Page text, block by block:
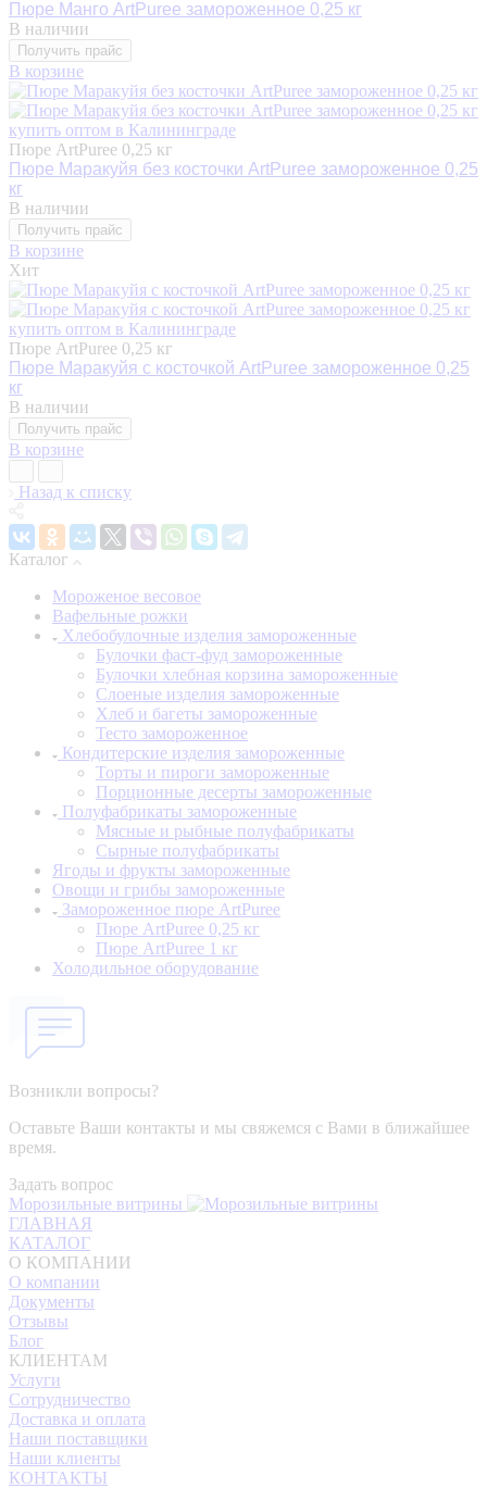
Пюре Манго ArtPuree замороженное 0,25 кг
В наличии
Получить прайс
В корзине
Пюре ArtPuree 0,25 кг
Пюре Маракуйя без косточки ArtPuree замороженное 0,25
кг
В наличии
Получить прайс
В корзине
Хит
Пюре ArtPuree 0,25 кг
Пюре Маракуйя с косточкой ArtPuree замороженное 0,25
кг
В наличии
Получить прайс
В корзине
Назад к списку
Каталог
Мороженое весовое
Вафельные рожки
Хлебобулочные изделия замороженные
Булочки фаст-фуд замороженные
Булочки хлебная корзина замороженные
Слоеные изделия замороженные
Хлеб и багеты замороженные
Тесто замороженное
Кондитерские изделия замороженные
Торты и пироги замороженные
Порционные десерты замороженные
Полуфабрикаты замороженные
Мясные и рыбные полуфабрикаты
Сырные полуфабрикаты
Ягоды и фрукты замороженные
Овощи и грибы замороженные
Замороженное пюре ArtPuree
Пюре ArtPuree 0,25 кг
Пюре ArtPuree 1 кг
Холодильное оборудование
Возникли вопросы?
Оставьте Ваши контакты и мы свяжемся с Вами в ближайшее
время.
Задать вопрос
Морозильные витрины
ГЛАВНАЯ
КАТАЛОГ
О КОМПАНИИ
О компании
Документы
Отзывы
Блог
КЛИЕНТАМ
Услуги
Сотрудничество
Доставка и оплата
Наши поставщики
Наши клиенты
КОНТАКТЫ